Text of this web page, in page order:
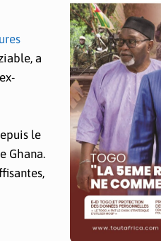
a
le
Ghana.